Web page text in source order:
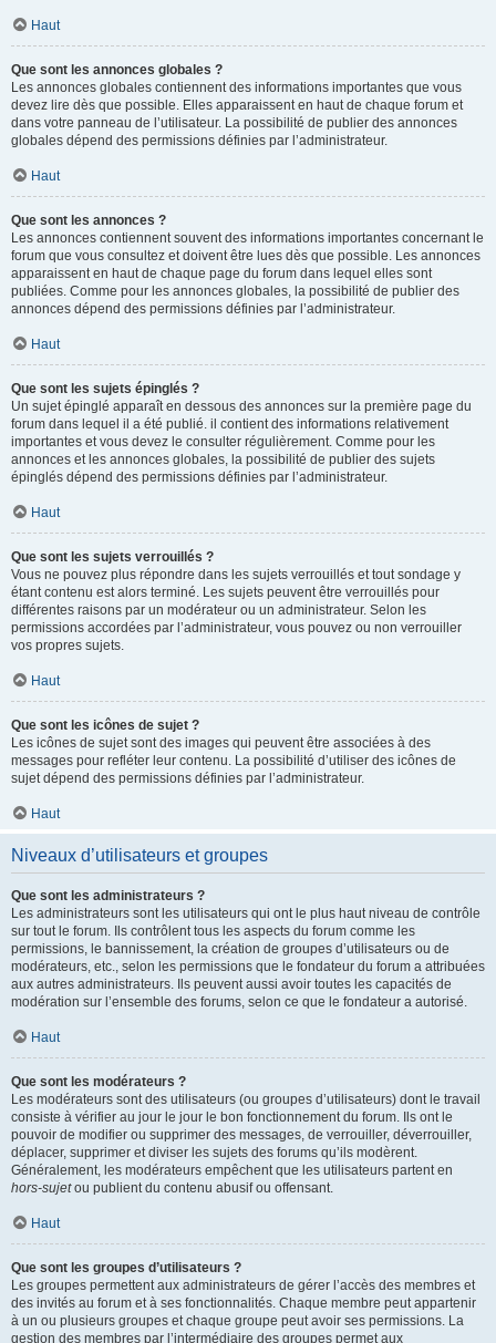
Haut
Que sont les annonces globales ?
Les annonces globales contiennent des informations importantes que vous
devez lire dès que possible. Elles apparaissent en haut de chaque forum et
dans votre panneau de l’utilisateur. La possibilité de publier des annonces
globales dépend des permissions définies par l’administrateur.
Haut
Que sont les annonces ?
Les annonces contiennent souvent des informations importantes concernant le
forum que vous consultez et doivent être lues dès que possible. Les annonces
apparaissent en haut de chaque page du forum dans lequel elles sont
publiées. Comme pour les annonces globales, la possibilité de publier des
annonces dépend des permissions définies par l’administrateur.
Haut
Que sont les sujets épinglés ?
Un sujet épinglé apparaît en dessous des annonces sur la première page du
forum dans lequel il a été publié. il contient des informations relativement
importantes et vous devez le consulter régulièrement. Comme pour les
annonces et les annonces globales, la possibilité de publier des sujets
épinglés dépend des permissions définies par l’administrateur.
Haut
Que sont les sujets verrouillés ?
Vous ne pouvez plus répondre dans les sujets verrouillés et tout sondage y
étant contenu est alors terminé. Les sujets peuvent être verrouillés pour
différentes raisons par un modérateur ou un administrateur. Selon les
permissions accordées par l’administrateur, vous pouvez ou non verrouiller
vos propres sujets.
Haut
Que sont les icônes de sujet ?
Les icônes de sujet sont des images qui peuvent être associées à des
messages pour refléter leur contenu. La possibilité d’utiliser des icônes de
sujet dépend des permissions définies par l’administrateur.
Haut
Niveaux d’utilisateurs et groupes
Que sont les administrateurs ?
Les administrateurs sont les utilisateurs qui ont le plus haut niveau de contrôle
sur tout le forum. Ils contrôlent tous les aspects du forum comme les
permissions, le bannissement, la création de groupes d’utilisateurs ou de
modérateurs, etc., selon les permissions que le fondateur du forum a attribuées
aux autres administrateurs. Ils peuvent aussi avoir toutes les capacités de
modération sur l’ensemble des forums, selon ce que le fondateur a autorisé.
Haut
Que sont les modérateurs ?
Les modérateurs sont des utilisateurs (ou groupes d’utilisateurs) dont le travail
consiste à vérifier au jour le jour le bon fonctionnement du forum. Ils ont le
pouvoir de modifier ou supprimer des messages, de verrouiller, déverrouiller,
déplacer, supprimer et diviser les sujets des forums qu’ils modèrent.
Généralement, les modérateurs empêchent que les utilisateurs partent en
hors-sujetou publient du contenu abusif ou offensant.
Haut
Que sont les groupes d’utilisateurs ?
Les groupes permettent aux administrateurs de gérer l’accès des membres et
des invités au forum et à ses fonctionnalités. Chaque membre peut appartenir
à un ou plusieurs groupes et chaque groupe peut avoir ses permissions. La
gestion des membres par l’intermédiaire des groupes permet aux